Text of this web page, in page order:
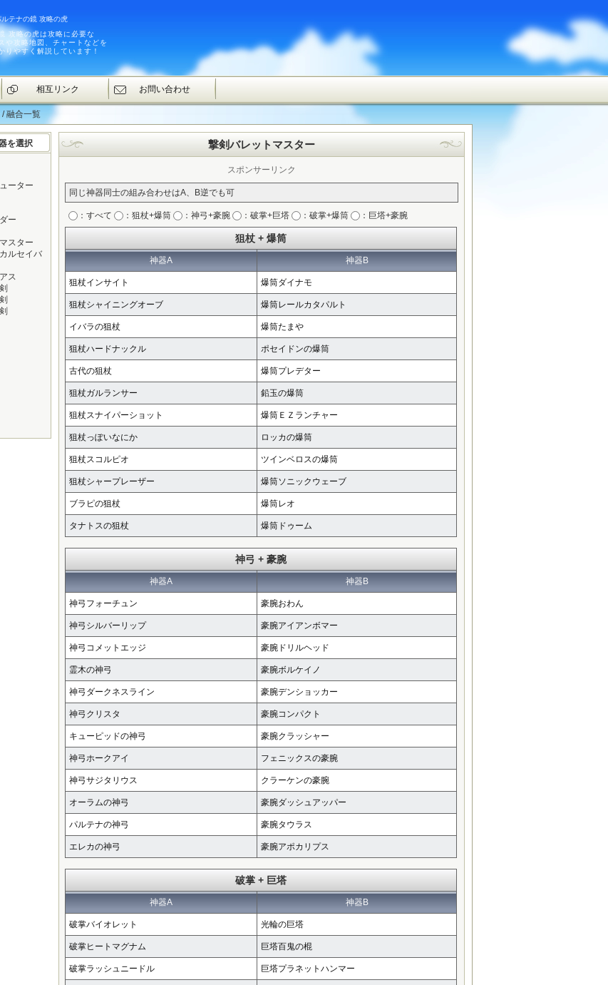
テナの鏡 攻略の虎
攻略の虎は攻略に必要な
や攻略地図、チャートなどを
りやすく解説しています！
融合一覧
を選択
ーター
ー
スター
ルセイバ
ス
撃剣バレットマスター
スポンサーリンク
同じ神器同士の組み合わせはA、B逆でも可
：すべて ：狙杖+爆筒 ：神弓+豪腕 ：破掌+巨塔 ：破掌+爆筒 ：巨塔+豪腕
狙杖 + 爆筒
神器A 神器B
狙杖インサイト 爆筒ダイナモ
狙杖シャイニングオーブ 爆筒レールカタパルト
イバラの狙杖 爆筒たまや
狙杖ハードナックル ポセイドンの爆筒
古代の狙杖 爆筒プレデター
狙杖ガルランサー 鉛玉の爆筒
狙杖スナイパーショット 爆筒ＥＺランチャー
狙杖っぽいなにか ロッカの爆筒
狙杖スコルピオ ツインベロスの爆筒
狙杖シャープレーザー 爆筒ソニックウェーブ
ブラピの狙杖 爆筒レオ
タナトスの狙杖 爆筒ドゥーム
神弓 + 豪腕
神器A 神器B
神弓フォーチュン 豪腕おわん
神弓シルバーリップ 豪腕アイアンボマー
神弓コメットエッジ 豪腕ドリルヘッド
霊木の神弓 豪腕ボルケイノ
神弓ダークネスライン 豪腕デンショッカー
神弓クリスタ 豪腕コンパクト
キューピッドの神弓 豪腕クラッシャー
神弓ホークアイ フェニックスの豪腕
神弓サジタリウス クラーケンの豪腕
オーラムの神弓 豪腕ダッシュアッパー
パルテナの神弓 豪腕タウラス
エレカの神弓 豪腕アポカリプス
破掌 + 巨塔
神器A 神器B
破掌バイオレット 光輪の巨塔
破掌ヒートマグナム 巨塔百鬼の棍
破掌ラッシュニードル 巨塔プラネットハンマー
相互リンク お問い合わせ